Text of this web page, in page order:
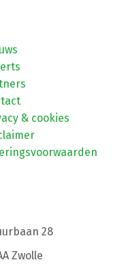
& cookies
28
Zwolle